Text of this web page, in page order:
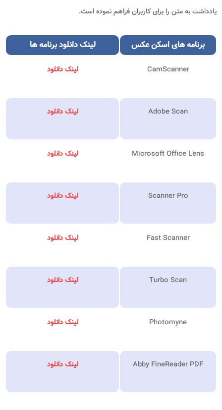
یادداشت به متن را برای کاربران فراهم نموده است.
برنامه های اسکن عکس لینک دانلود برنامه ها
CamScanner لینک دانلود
Adobe Scan لینک دانلود
Microsoft Office Lens لینک دانلود
Scanner Pro لینک دانلود
Fast Scanner لینک دانلود
Turbo Scan لینک دانلود
Photomyne لینک دانلود
Abby FineReader PDF لینک دانلود